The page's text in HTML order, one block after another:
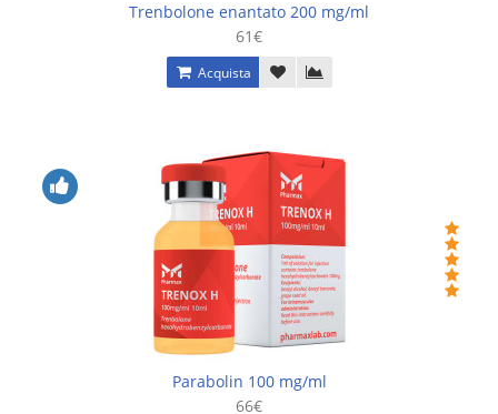
Trenbolone enantato 200 mg/ml
61€
Acquista
Parabolin 100 mg/ml
66€